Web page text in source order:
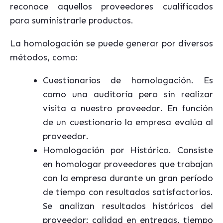
reconoce aquellos proveedores cualificados
para suministrarle productos.
La homologación se puede generar por diversos
métodos, como:
Cuestionarios de homologación. Es
como una auditoría pero sin realizar
visita a nuestro proveedor. En función
de un cuestionario la empresa evalúa al
proveedor.
Homologación por Histórico. Consiste
en homologar proveedores que trabajan
con la empresa durante un gran período
de tiempo con resultados satisfactorios.
Se analizan resultados históricos del
proveedor: calidad en entregas, tiempo